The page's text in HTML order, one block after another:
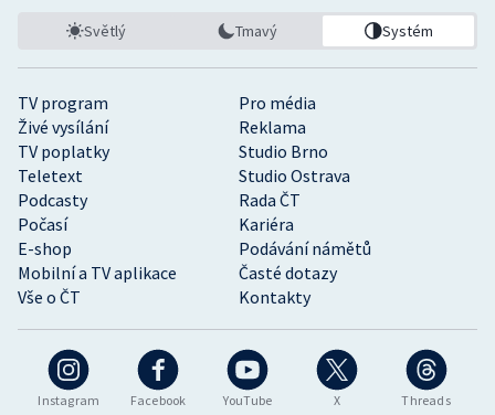
Instagram Facebook YouTube X Threads
TV program
Pro média
Živé vysílání
Reklama
TV poplatky
Studio Brno
Teletext
Studio Ostrava
Podcasty
Rada ČT
Počasí
Kariéra
E-shop
Podávání námětů
Mobilní a TV aplikace
Časté dotazy
Vše o ČT
Kontakty
Světlý Tmavý Systém